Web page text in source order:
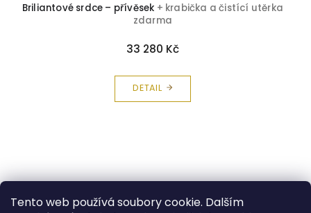
Tento web používá soubory cookie. Dalším
Briliantové srdce – přívěsek + krabička a čistící utěrka
zdarma
33 280 Kč
DETAIL